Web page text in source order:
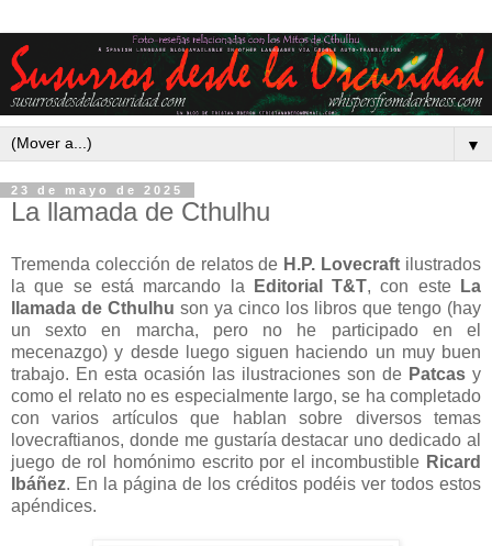
▼
23 de mayo de 2025
La llamada de Cthulhu
Tremenda colección de relatos de H.P. Lovecraft ilustrados
la que se está marcando la
Editorial T&T, con este
La
llamada de Cthulhu son ya cinco los libros que tengo (hay
un sexto en marcha, pero no he participado en el
mecenazgo) y desde luego siguen haciendo un muy buen
trabajo. En esta ocasión las ilustraciones son de Patcas y
como el relato no es especialmente largo, se ha completado
con varios artículos que hablan sobre diversos temas
lovecraftianos, donde me gustaría destacar uno dedicado al
juego de rol homónimo escrito por el incombustible Ricard
Ibáñez. En la página de los créditos podéis ver todos estos
apéndices.